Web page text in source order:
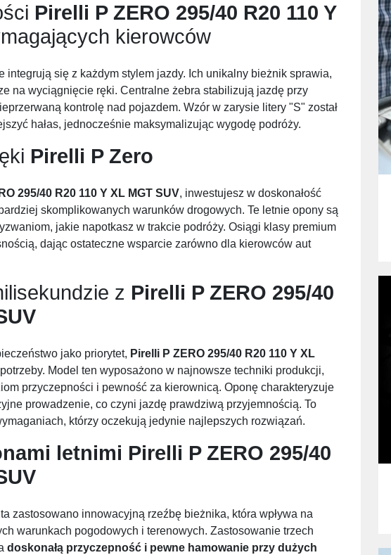
Pirelli P ZERO 295/40 R20 110 Y
kierowców
integrują się z każdym stylem jazdy. Ich unikalny bieżnik sprawia,
na wyciągnięcie ręki. Centralne żebra stabilizują jazdę przy
kontrolę nad pojazdem. Wzór w zarysie litery "S" został
hałas, jednocześnie maksymalizując wygodę podróży.
Pirelli P Zero
295/40 R20 110 Y XL MGT SUV, inwestujesz w doskonałość
skomplikowanych warunków drogowych. Te letnie opony są
jakie napotkasz w trakcie podróży. Osiągi klasy premium
dając ostateczne wsparcie zarówno dla kierowców aut
z Pirelli P ZERO 295/40
jako priorytet, Pirelli P ZERO 295/40 R20 110 Y XL
Model ten wyposażono w najnowsze techniki produkcji,
przyczepności i pewność za kierownicą. Oponę charakteryzuje
prowadzenie, co czyni jazdę prawdziwą przyjemnością. To
którzy oczekują jedynie najlepszych rozwiązań.
letnimi Pirelli P ZERO 295/40
zastosowano innowacyjną rzeźbę bieżnika, która wpływa na
warunkach pogodowych i terenowych. Zastosowanie trzech
doskonałą przyczepność i pewne hamowanie przy dużych